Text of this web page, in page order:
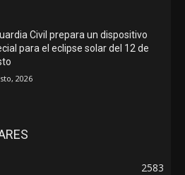
Civil prepara un dispositivo
para el eclipse solar del 12 de
2026
2583